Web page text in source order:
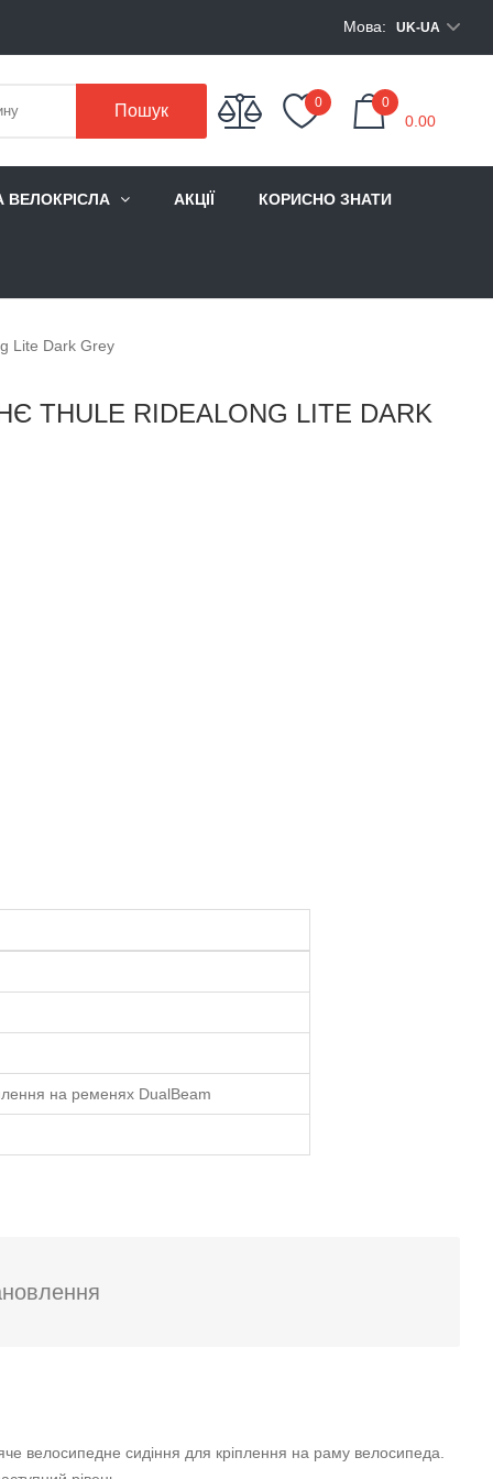
Мова: UK-UA
Пошук 0 0
0.00
ВЕЛОКРІСЛА АКЦІЇ КОРИСНО ЗНАТИ
Lite Dark Grey
RIDEALONG LITE DARK
на ременях DualBeam
велосипедне сидіння для кріплення на раму велосипеда.